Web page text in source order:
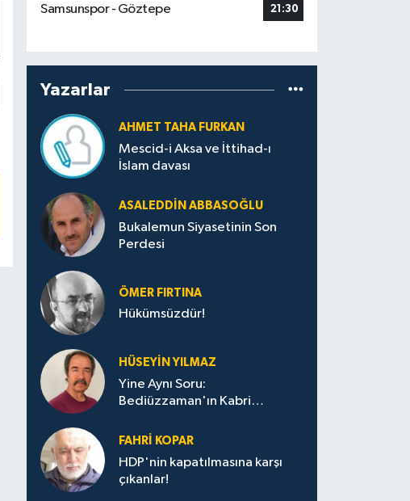
Samsunspor - Göztepe
21:30
Yazarlar
AHMET TAHA FURKAN
Mescid-i Aksa ve İttihad-ı
İslam davası
ASALEDDIN ABBASOĞLU
Bukalemun Siyasetinin Son
Perdesi
ÖMER FIRTINA
Hükümsüzdür!
HÜSEYIN YILMAZ
Yine Aynı Soru:
Bediüzzaman'ın Kabri
FAHRI KOPAR
HDP'nin kapatılmasına karşı
çıkanlar!